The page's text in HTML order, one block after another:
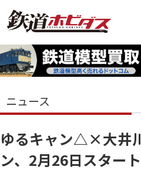
ニュース
ゆるキャン△×大井
ン、2月26日スタート